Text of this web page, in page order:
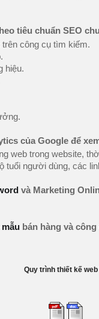
tiêu chuẩn SEO
công cụ tìm kiếm.
hiệu.
của Google để
web trong website,
tuổi người dùng, các
và Marketing
bán hàng và công
Quy trình thiết kế